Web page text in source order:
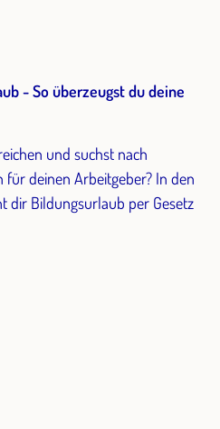
- So überzeugst du deine
und suchst nach
deinen Arbeitgeber? In den
dir Bildungsurlaub per Gesetz